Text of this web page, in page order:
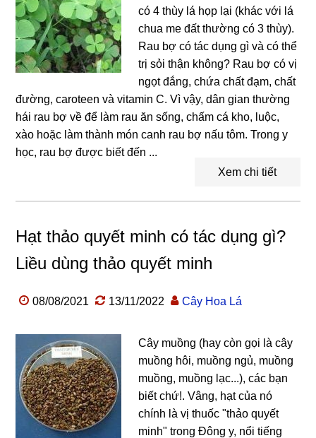
có 4 thùy lá họp lại (khác với lá
chua me đất thường có 3 thùy).
Rau bợ có tác dụng gì và có thể
trị sỏi thận không? Rau bợ có vị
ngọt đắng, chứa chất đạm, chất
đường, caroteen và vitamin C. Vì vậy, dân gian thường
hái rau bợ về để làm rau ăn sống, chấm cá kho, luộc,
xào hoặc làm thành món canh rau bợ nấu tôm. Trong y
học, rau bợ được biết đến ...
Xem chi tiết
Hạt thảo quyết minh có tác dụng gì?
Liều dùng thảo quyết minh
08/08/2021 13/11/2022 Cây Hoa Lá
Cây muồng (hay còn gọi là cây
muồng hôi, muồng ngủ, muồng
muồng, muồng lạc...), các bạn
biết chứ!. Vâng, hạt của nó
chính là vị thuốc "thảo quyết
minh" trong Đông y, nổi tiếng